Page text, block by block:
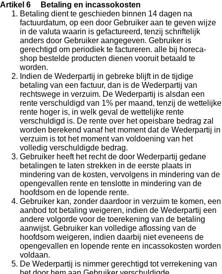
Artikel 6 Betaling en incassokosten
Betaling dient te geschieden binnen 14 dagen na
factuurdatum, op een door Gebruiker aan te geven wijze
in de valuta waarin is gefactureerd, tenzij schriftelijk
anders door Gebruiker aangegeven. Gebruiker is
gerechtigd om periodiek te factureren. alle bij horeca-
shop bestelde producten dienen vooruit betaald te
worden.
Indien de Wederpartij in gebreke blijft in de tijdige
betaling van een factuur, dan is de Wederpartij van
rechtswege in verzuim. De Wederpartij is alsdan een
rente verschuldigd van 1% per maand, tenzij de wettelijke
rente hoger is, in welk geval de wettelijke rente
verschuldigd is. De rente over het opeisbare bedrag zal
worden berekend vanaf het moment dat de Wederpartij in
verzuim is tot het moment van voldoening van het
volledig verschuldigde bedrag.
Gebruiker heeft het recht de door Wederpartij gedane
betalingen te laten strekken in de eerste plaats in
mindering van de kosten, vervolgens in mindering van de
opengevallen rente en tenslotte in mindering van de
hoofdsom en de lopende rente.
Gebruiker kan, zonder daardoor in verzuim te komen, een
aanbod tot betaling weigeren, indien de Wederpartij een
andere volgorde voor de toerekening van de betaling
aanwijst. Gebruiker kan volledige aflossing van de
hoofdsom weigeren, indien daarbij niet eveneens de
opengevallen en lopende rente en incassokosten worden
voldaan.
De Wederpartij is nimmer gerechtigd tot verrekening van